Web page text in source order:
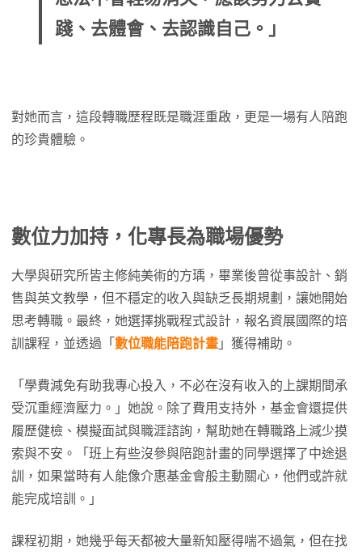
踐、去體會、去認識自己。」
對她而言，這段轉職歷程既是職涯重啟，更是一場有人陪跑
的珍貴體驗。
數位力加持，化專長為職場優勢
大學與研究所皆主修純美術的方瑀，畢業後曾從事設計、銷
售與英文教學，但不穩定的收入與缺乏長期規劃，讓她開始
思考轉職。最終，她選擇挑戰程式設計，報名資展國際的培
訓課程，並透過「 數位職能陪跑計畫 」獲得補助。
「學費減免有助我專心投入，不必在沒有收入的上課期間承
受沉重經濟壓力。」她說。除了費用支持外，基金會還提供
履歷健檢、模擬面試與職涯諮詢，幫助她在轉職路上減少摸
索與不安。「班上有些沒參與陪跑計畫的同學選擇了中途退
訓，如果當時有人能像介惠基金會般主動關心，他們或許就
能完成培訓。」
課程初期，她幾乎每天都被大量新知壓得喘不過氣，但在找